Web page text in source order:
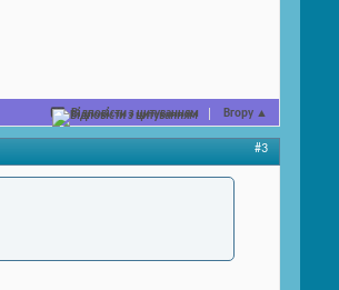
Відповісти з цитуванням Вгору ▲
#3